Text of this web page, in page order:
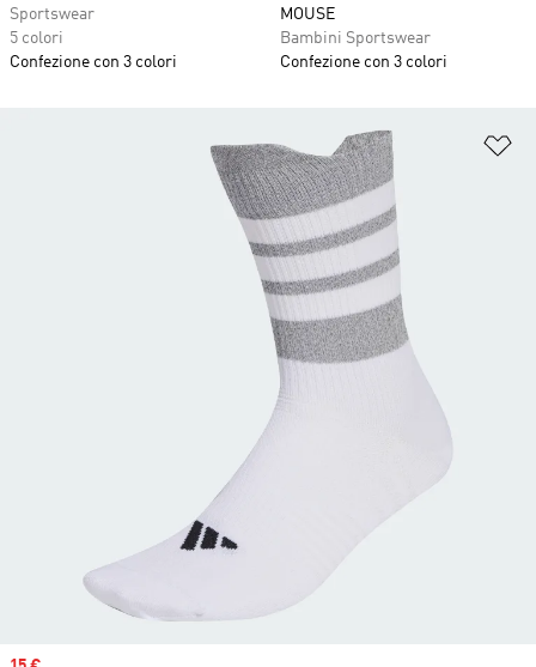
Sportswear
5 colori
Confezione con 3 colori
MOUSE
Bambini Sportswear
Confezione con 3 colori